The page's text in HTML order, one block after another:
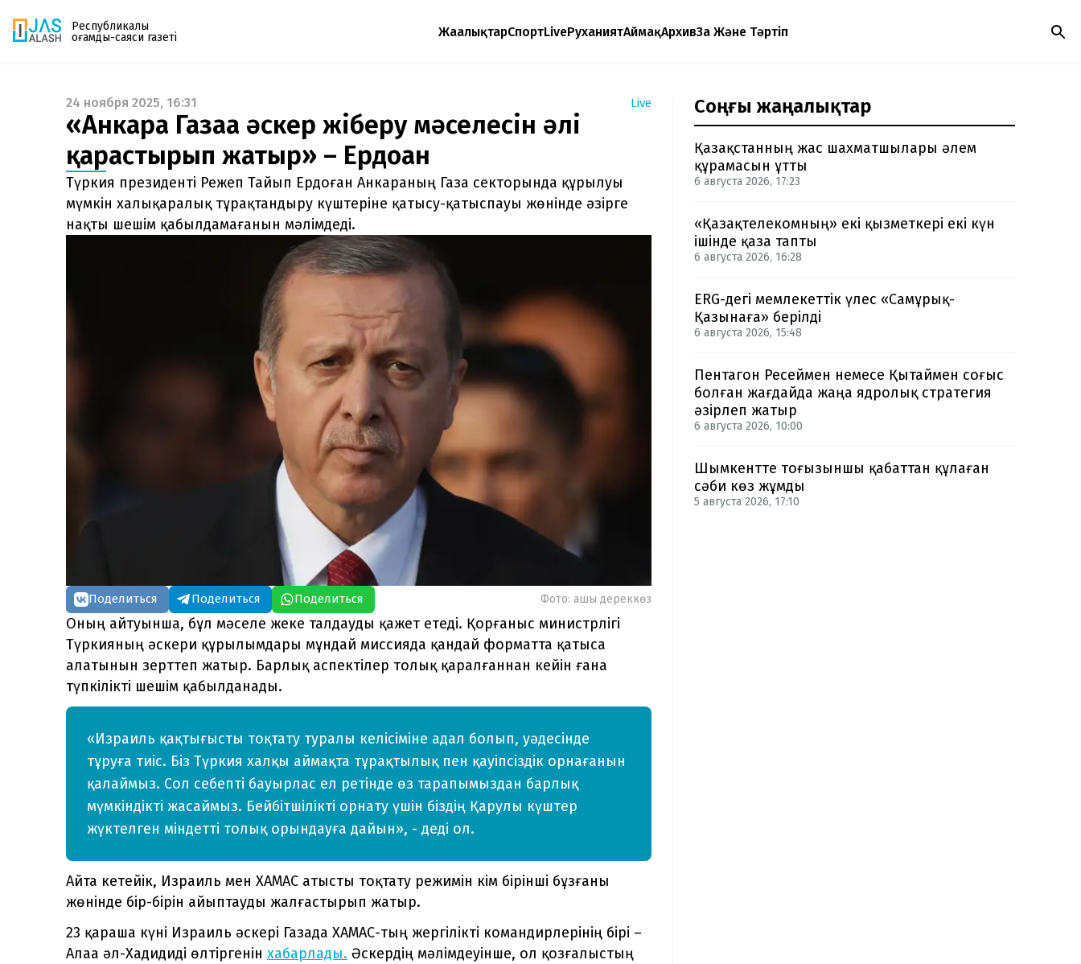
Республикалық
қоғамдық-саяси газеті
ЖаңалықтарСпортLiveРуханиятАймақАрхивЗаң Және Тәртіп
Газетке жазылу
PDF форматтағы газетті ай сайын электронды
поштаңызға алып отырыңыз. Жаңа нөмір
шыққан сәтте сізге бірден жіберіледі. Тек email
енгізіңіз, біз қалғанын өзіміз жібереміз.
24 ноября 2025, 16:31 Live
«Анкара Газаға әскер жіберу мәселесін әлі
қарастырып жатыр» – Ердоған
Түркия президенті Режеп Тайып Ердоған Анкараның Газа секторында құрылуы
мүмкін халықаралық тұрақтандыру күштеріне қатысу-қатыспауы жөнінде әзірге
нақты шешім қабылдамағанын мәлімдеді.
Поделиться Поделиться Поделиться Фото: ашық дереккөз
Оның айтуынша, бұл мәселе жеке талдауды қажет етеді. Қорғаныс министрлігі
Түркияның әскери құрылымдары мұндай миссияда қандай форматта қатыса
алатынын зерттеп жатыр. Барлық аспектілер толық қаралғаннан кейін ғана
түпкілікті шешім қабылданады.
«Израиль қақтығысты тоқтату туралы келісіміне адал болып, уәдесінде
тұруға тиіс. Біз Түркия халқы аймақта тұрақтылық пен қауіпсіздік орнағанын
қалаймыз. Сол себепті бауырлас ел ретінде өз тарапымыздан барлық
мүмкіндікті жасаймыз. Бейбітшілікті орнату үшін біздің Қарулы күштер
жүктелген міндетті толық орындауға дайын», - деді ол.
Айта кетейік, Израиль мен ХАМАС атысты тоқтату режимін кім бірінші бұзғаны
жөнінде бір-бірін айыптауды жалғастырып жатыр.
23 қараша күні Израиль әскері Газада ХАМАС-тың жергілікті командирлерінің бірі –
Алаа әл-Хадидиді өлтіргенін хабарлады. Әскердің мәлімдеуінше, ол қозғалыстың
Соңғы жаңалықтар
Қазақстанның жас шахматшылары әлем
құрамасын ұтты
6 августа 2026, 17:23
«Қазақтелекомның» екі қызметкері екі күн
ішінде қаза тапты
6 августа 2026, 16:28
ERG-дегі мемлекеттік үлес «Самұрық-
Қазынаға» берілді
6 августа 2026, 15:48
Пентагон Ресеймен немесе Қытаймен соғыс
болған жағдайда жаңа ядролық стратегия
әзірлеп жатыр
6 августа 2026, 10:00
Шымкентте тоғызыншы қабаттан құлаған
сәби көз жұмды
5 августа 2026, 17:10